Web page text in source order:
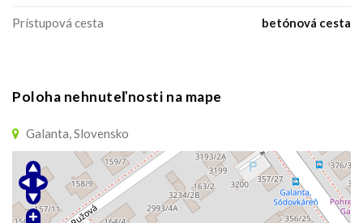
Prístupová cesta betónová cesta
Poloha nehnuteľnosti na mape
Galanta, Slovensko